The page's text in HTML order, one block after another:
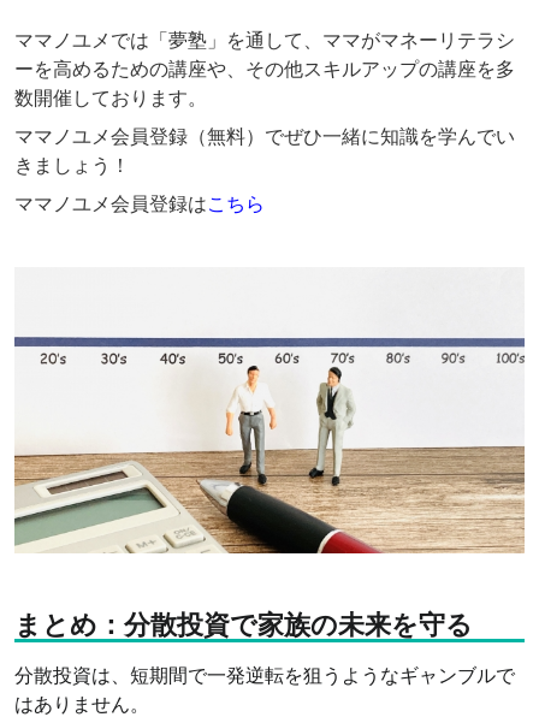
ママノユメでは「夢塾」を通して、ママがマネーリテラシ
ーを高めるための講座や、その他スキルアップの講座を多
数開催しております。
ママノユメ会員登録（無料）でぜひ一緒に知識を学んでい
きましょう！
ママノユメ会員登録はこちら
まとめ：分散投資で家族の未来を守る
分散投資は、短期間で一発逆転を狙うようなギャンブルで
はありません。